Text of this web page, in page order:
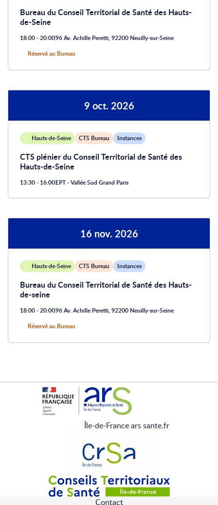
Bureau du Conseil Territorial de Santé des Hauts-
de-Seine
18:00 - 20:0096 Av. Achille Peretti, 92200 Neuilly-sur-Seine
Réservé au Bureau
9 oct. 2026
Hauts-de-Seine CTS Bureau Instances
CTS plénier du Conseil Territorial de Santé des
Hauts-de-Seine
13:30 - 16:00EPT - Vallée Sud Grand Paris
16 nov. 2026
Hauts-de-Seine CTS Bureau Instances
Bureau du Conseil Territorial de Santé des Hauts-
de-seine
18:00 - 20:0096 Av. Achille Peretti, 92200 Neuilly-sur-Seine
Réservé au Bureau
Île-de-France ars sante.fr
Contact